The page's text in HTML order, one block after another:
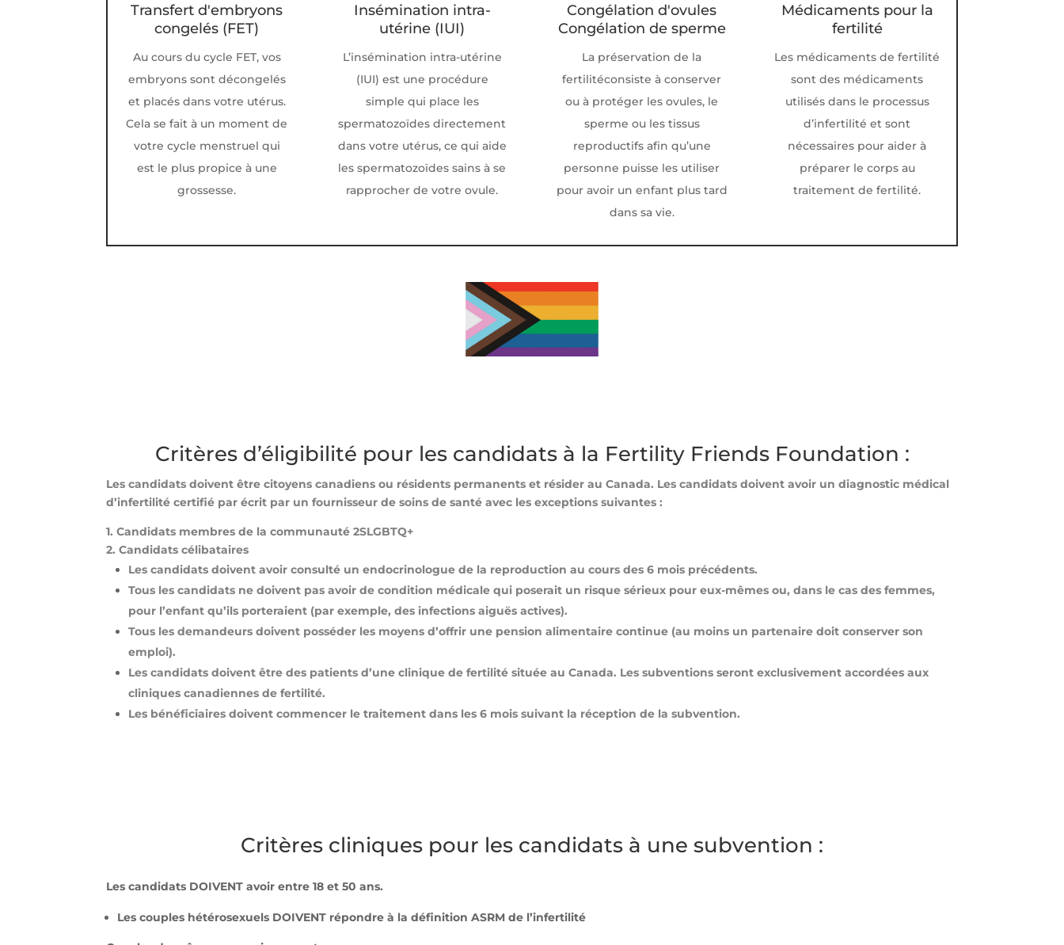
Transfert d'embryons
congelés (FET)
Au cours du cycle FET, vos
embryons sont décongelés
et placés dans votre utérus.
Cela se fait à un moment de
votre cycle menstruel qui
est le plus propice à une
grossesse.
Insémination intra-
utérine (IUI)
L’insémination intra-utérine
(IUI) est une procédure
simple qui place les
spermatozoïdes directement
dans votre utérus, ce qui aide
les spermatozoïdes sains à se
rapprocher de votre ovule.
Congélation d'ovules
Congélation de sperme
La préservation de la
fertilitéconsiste à conserver
ou à protéger les ovules, le
sperme ou les tissus
reproductifs afin qu’une
personne puisse les utiliser
pour avoir un enfant plus tard
dans sa vie.
Médicaments pour la
fertilité
Les médicaments de fertilité
sont des médicaments
utilisés dans le processus
d’infertilité et sont
nécessaires pour aider à
préparer le corps au
traitement de fertilité.
Critères d’éligibilité pour les candidats à la Fertility Friends Foundation :
Les candidats doivent être citoyens canadiens ou résidents permanents et résider au Canada. Les candidats doivent avoir un diagnostic médical
d’infertilité certifié par écrit par un fournisseur de soins de santé avec les exceptions suivantes :
1. Candidats membres de la communauté 2SLGBTQ+
2. Candidats célibataires
Les candidats doivent avoir consulté un endocrinologue de la reproduction au cours des 6 mois précédents.
Tous les candidats ne doivent pas avoir de condition médicale qui poserait un risque sérieux pour eux-mêmes ou, dans le cas des femmes,
pour l’enfant qu’ils porteraient (par exemple, des infections aiguës actives).
Tous les demandeurs doivent posséder les moyens d’offrir une pension alimentaire continue (au moins un partenaire doit conserver son
emploi).
Les candidats doivent être des patients d’une clinique de fertilité située au Canada. Les subventions seront exclusivement accordées aux
cliniques canadiennes de fertilité.
Les bénéficiaires doivent commencer le traitement dans les 6 mois suivant la réception de la subvention.
Critères cliniques pour les candidats à une subvention :
Les candidats DOIVENT avoir entre 18 et 50 ans.
Les couples hétérosexuels DOIVENT répondre à la définition ASRM de l’infertilité